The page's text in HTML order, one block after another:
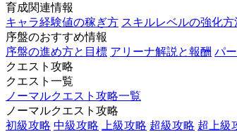
育成関連情報
キャラ経験値の稼ぎ方 スキルレベルの強化方
序盤のおすすめ情報
序盤の進め方と目標 アリーナ解説と報酬 パ
クエスト攻略
クエスト一覧
ノーマルクエスト攻略一覧
ノーマルクエスト攻略
初級攻略 中級攻略 上級攻略 超級攻略 超上級